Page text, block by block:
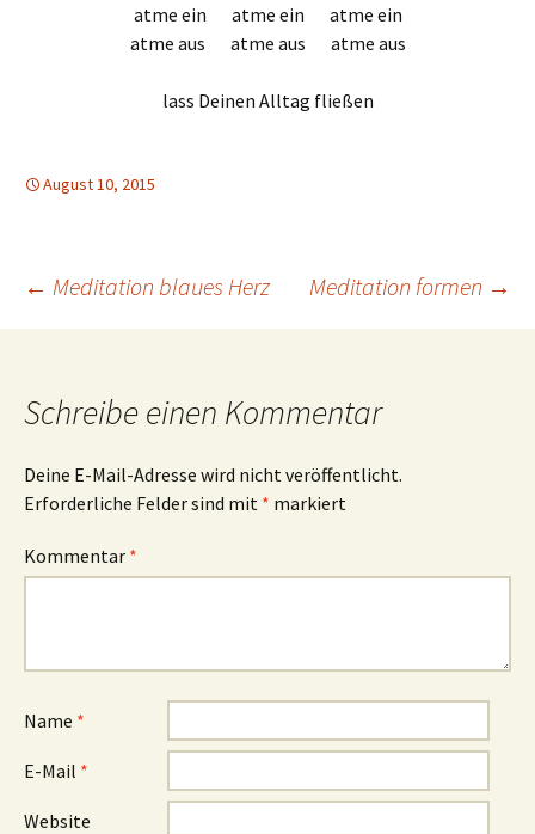
atme ein atme ein atme ein
atme aus atme aus atme aus
lass Deinen Alltag fließen
August 10, 2015
Beitrags-
← Meditation blaues Herz Meditation formen →
Schreibe einen Kommentar
Deine E-Mail-Adresse wird nicht veröffentlicht.
Erforderliche Felder sind mit * markiert
Kommentar *
Name *
E-Mail *
Website